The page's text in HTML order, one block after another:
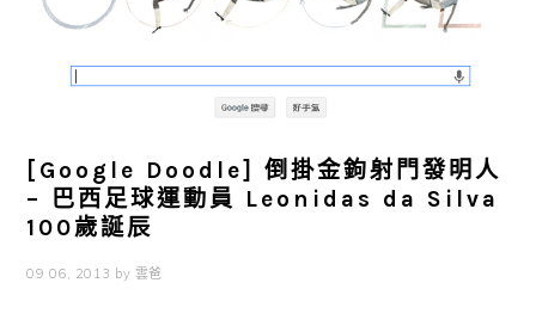
[Google Doodle] 倒掛金鉤射門發明人
– 巴西足球運動員 Leonidas da Silva
100歲誕辰
09 06, 2013 by 雲爸